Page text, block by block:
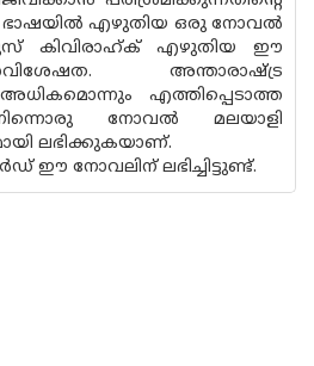
എഴുതിയ ഒരു നോവൽ
കിവിരാഹ്‌ക് എഴുതിയ ഈ
അന്താരാഷ്ട്ര
എത്തിപ്പെടാത്ത
നോവൽ മലയാളി
ലഭിക്കുകയാണ്.
ഈ നോവലിന് ലഭിച്ചിട്ടുണ്ട്.